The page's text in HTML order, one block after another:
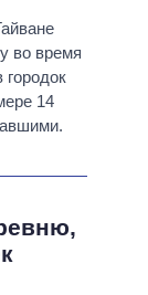
во время
городок
14